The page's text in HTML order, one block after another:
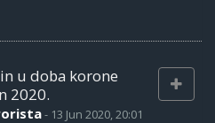
u doba korone
2020.
- 13 Jun 2020, 20:01